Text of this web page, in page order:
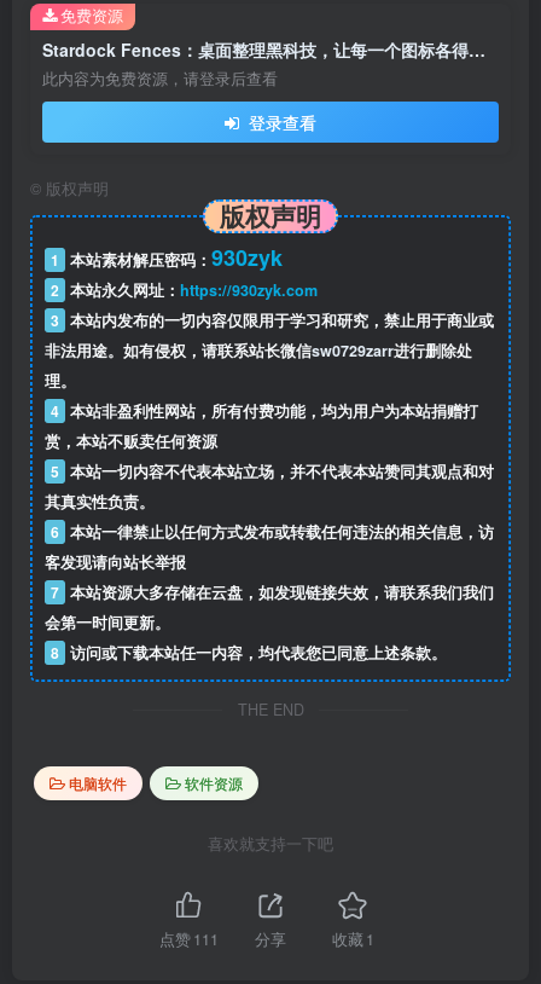
Stardock Fences：桌面整理黑科技，让每一个图标各得其所
此内容为免费资源，请登录后查看
登录查看
免费资源
© 版权声明
版权声明
1 本站素材解压密码： 930zyk
2 本站永久网址： https://930zyk.com
3 本站内发布的一切内容仅限用于学习和研究，禁止用于商业或
非法用途。如有侵权，请联系站长微信sw0729zarr进行删除处
理。
4 本站非盈利性网站，所有付费功能，均为用户为本站捐赠打
赏，本站不贩卖任何资源
5 本站一切内容不代表本站立场，并不代表本站赞同其观点和对
其真实性负责。
6 本站一律禁止以任何方式发布或转载任何违法的相关信息，访
客发现请向站长举报
7 本站资源大多存储在云盘，如发现链接失效，请联系我们我们
会第一时间更新。
8 访问或下载本站任一内容，均代表您已同意上述条款。
THE END
电脑软件 软件资源
喜欢就支持一下吧
点赞111 分享 收藏1